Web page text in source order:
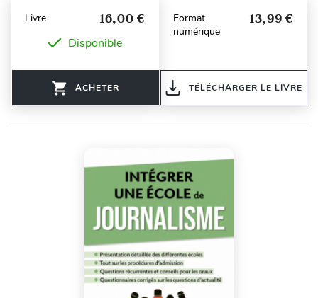
Livre 16,00 €
Disponible
ACHETER
Format
numérique
13,99 €
TÉLÉCHARGER LE LIVRE